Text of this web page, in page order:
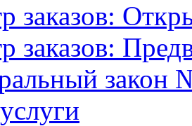
заказов:
заказов:
закон